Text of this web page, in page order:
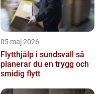
05 maj 2026
Flytthjälp i sundsvall så
planerar du en trygg och
smidig flytt